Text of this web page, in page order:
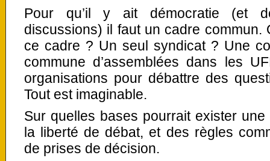
Pour qu’il y ait démocratie (et
discussions) il faut un cadre commun.
ce cadre ? Un seul syndicat ? Une
commune d’assemblées dans les
organisations pour débattre des
Tout est imaginable.
Sur quelles bases pourrait exister
la liberté de débat, et des règles
de prises de décision.